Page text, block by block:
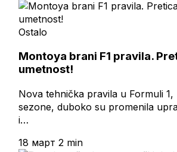
Ostalo
Montoya brani F1 pravila.
umetnost!
Nova tehnička pravila u Formuli 1,
sezone, duboko su promenila
i…
18 март 2 min